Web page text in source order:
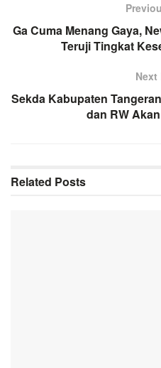
Ga Cuma Menang Gaya,
Teruji Tingkat
Next
Sekda Kabupaten
dan RW
Related Posts